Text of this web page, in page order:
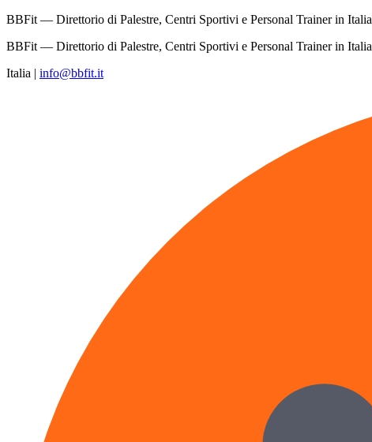
BBFit — Direttorio di Palestre, Centri Sportivi e Personal Trainer in Italia
BBFit — Direttorio di Palestre, Centri Sportivi e Personal Trainer in Italia
Italia | info@bbfit.it